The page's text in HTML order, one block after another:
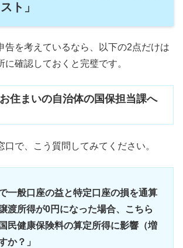
ト」
告を考えているなら、以下の2点だけは
に確認しておくと完璧です。
住まいの自治体の国保担当課へ
口で、こう質問してみてください。
一般口座の益と特定口座の損を通算
渡所得が0円になった場合、こちら
民健康保険料の算定所得に影響（増
か？」